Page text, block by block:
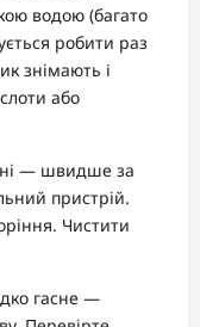
водою (багато
робити раз
знімають і
або
— швидше за
пристрій.
Чистити
гасне —